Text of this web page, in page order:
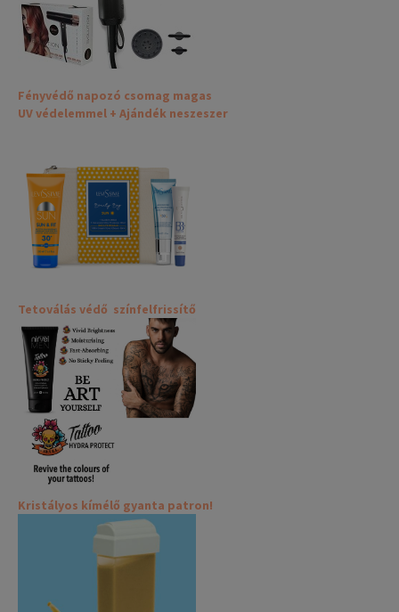
Fényvédő napozó csomag magas
UV védelemmel + Ajándék neszeszer
Tetoválás védő színfelfrissítő
Kristályos kímélő gyanta patron!